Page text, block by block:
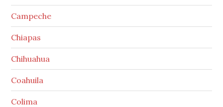
Campeche
Chiapas
Chihuahua
Coahuila
Colima